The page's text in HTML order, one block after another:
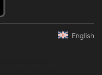
English